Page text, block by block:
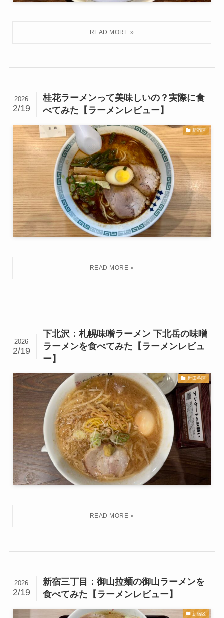
桂花ラーメンって美味しいの？実際に食
べてみた【ラーメンレビュー】
2026
2/19
新宿区
下北沢：札幌味噌ラーメン 下北岳の味噌
ラーメンを食べてみた【ラーメンレビュ
ー】
2026
2/19
世田谷区
新宿三丁目：御山拉麺の御山ラーメンを
食べてみた【ラーメンレビュー】
2026
2/19
新宿区